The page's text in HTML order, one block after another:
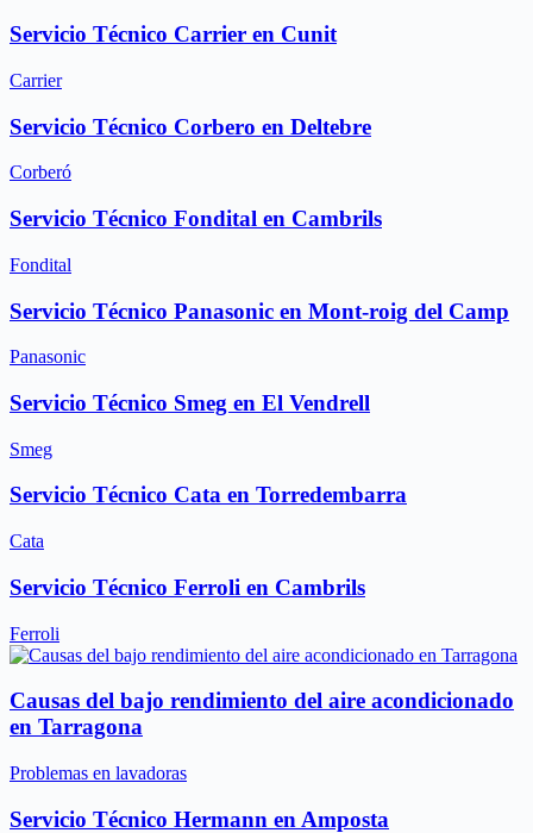
Servicio Técnico Carrier en Cunit
Carrier
Servicio Técnico Corbero en Deltebre
Corberó
Servicio Técnico Fondital en Cambrils
Fondital
Servicio Técnico Panasonic en Mont-roig del Camp
Panasonic
Servicio Técnico Smeg en El Vendrell
Smeg
Servicio Técnico Cata en Torredembarra
Cata
Servicio Técnico Ferroli en Cambrils
Ferroli
Causas del bajo rendimiento del aire acondicionado
en Tarragona
Problemas en lavadoras
Servicio Técnico Hermann en Amposta